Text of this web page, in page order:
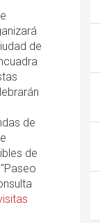
de
de
de